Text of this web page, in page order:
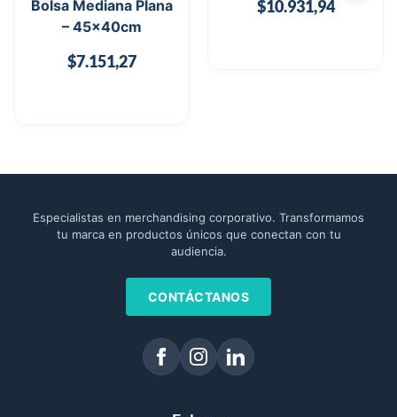
Bolsa Mediana Plana
– 45x40cm
$7.151,27
$10.931,94
Especialistas en merchandising corporativo. Transformamos
tu marca en productos únicos que conectan con tu
audiencia.
CONTÁCTANOS